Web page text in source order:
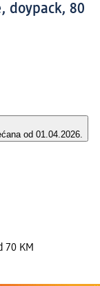
doypack, 80
od 01.04.2026.
70 KM